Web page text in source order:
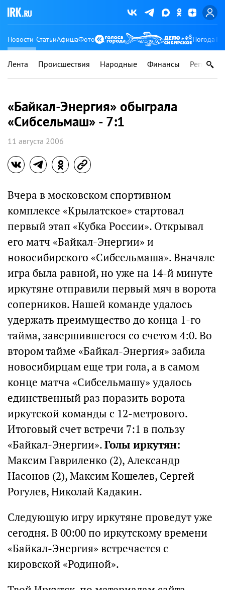
Новости СтатьиАфишаФото Погода
Лента Происшествия Народные Финансы Регионы
«Байкал-Энергия» обыграла
«Сибсельмаш» - 7:1
11 августа 2006
Вчера в московском спортивном
комплексе «Крылатское» стартовал
первый этап «Кубка России». Открывал
его матч «Байкал-Энергии» и
новосибирского «Сибсельмаша». Вначале
игра была равной, но уже на 14-й минуте
иркутяне отправили первый мяч в ворота
соперников. Нашей команде удалось
удержать преимущество до конца 1-го
тайма, завершившегося со счетом 4:0. Во
втором тайме «Байкал-Энергия» забила
новосибирцам еще три гола, а в самом
конце матча «Сибсельмашу» удалось
единственный раз поразить ворота
иркутской команды с 12-метрового.
Итоговый счет встречи 7:1 в пользу
«Байкал-Энергии».Голы иркутян:
Максим Гавриленко (2), Александр
Насонов (2), Максим Кошелев, Сергей
Рогулев, Николай Кадакин.
Следующую игру иркутяне проведут уже
сегодня. В 00:00 по иркутскому времени
«Байкал-Энергия» встречается с
кировской «Родиной».